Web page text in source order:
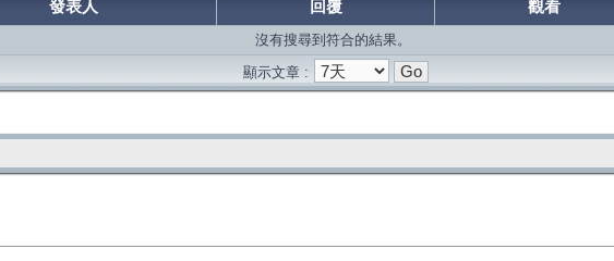
發表人 回覆 觀看
沒有搜尋到符合的結果。
顯示文章 :